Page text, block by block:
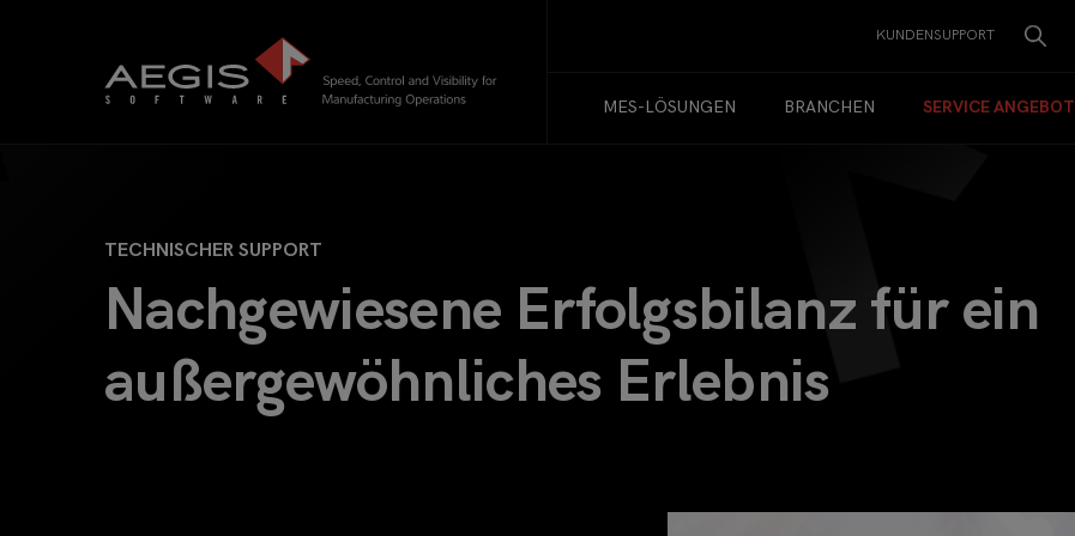
KUNDENSUPPORT
MES-LÖSUNGEN BRANCHEN SERVICE ANGEBOT
TECHNISCHER SUPPORT
Nachgewiesene Erfolgsbilanz für ein
außergewöhnliches Erlebnis